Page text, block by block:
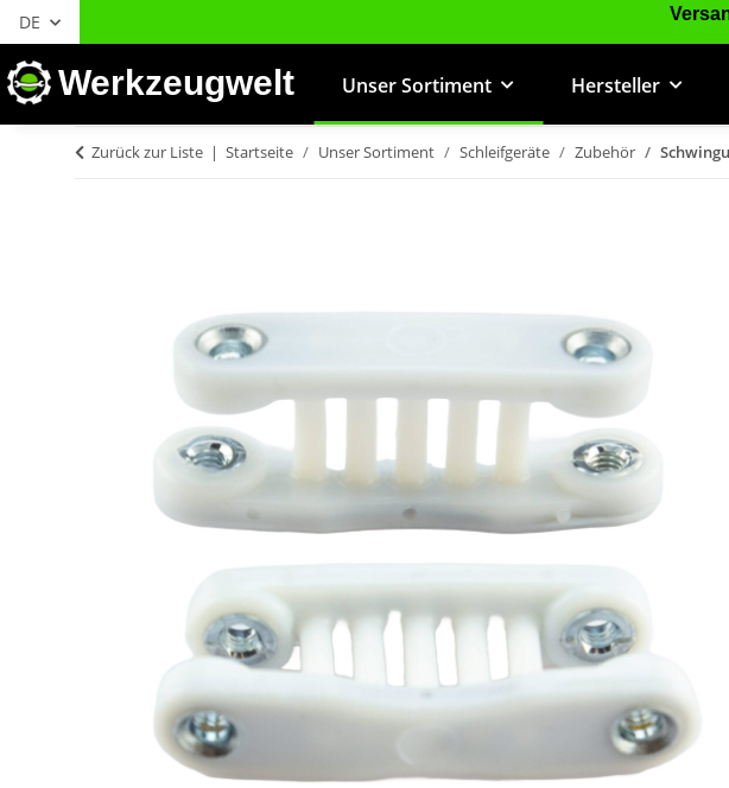
DE
Werkzeugwelt Unser Sortiment Hersteller
Zurück zur Liste Startseite Unser Sortiment Schleifgeräte Zubehör